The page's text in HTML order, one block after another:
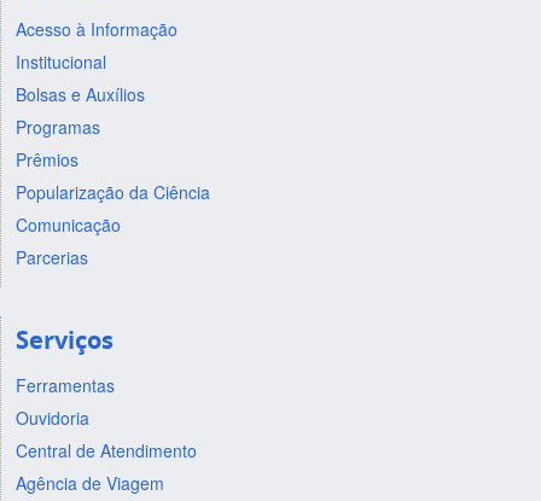
Acesso à Informação
Institucional
Bolsas e Auxílios
Programas
Prêmios
Popularização da Ciência
Comunicação
Parcerias
Serviços
Ferramentas
Ouvidoria
Central de Atendimento
Agência de Viagem